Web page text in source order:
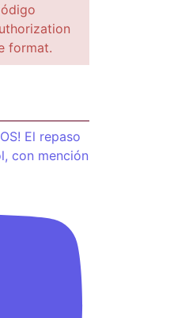
format.
El repaso
con mención